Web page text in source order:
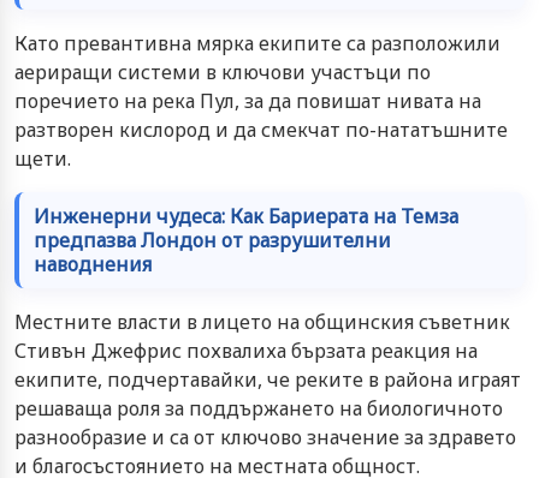
Като превантивна мярка екипите са разположили
аериращи системи в ключови участъци по
поречието на река Пул, за да повишат нивата на
разтворен кислород и да смекчат по-нататъшните
щети.
Инженерни чудеса: Как Бариерата на Темза
предпазва Лондон от разрушителни
наводнения
Местните власти в лицето на общинския съветник
Стивън Джефрис похвалиха бързата реакция на
екипите, подчертавайки, че реките в района играят
решаваща роля за поддържането на биологичното
разнообразие и са от ключово значение за здравето
и благосъстоянието на местната общност.